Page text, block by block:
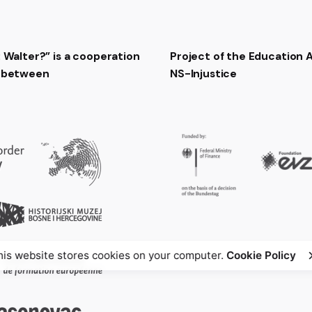
Walter?” is a cooperation
Project of the Education
NS-Injustice
website stores cookies on your computer.Cookie Policy